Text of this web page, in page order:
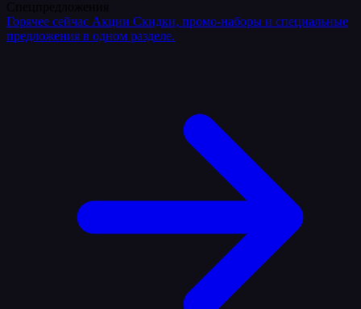
Горячее сейчас Акции Скидки, промо-наборы и специальные
предложения в одном разделе.